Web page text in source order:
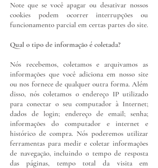
Note que se você apagar ou desativar nossos
cookies podem ocorrer interrupções ou
funcionamento parcial em certas partes do site.
Qual o tipo de informação é coletada?
​Nós recebemos, coletamos e arquivamos as
informações que você adiciona em nosso site
ou nos fornece de qualquer outra forma. Além
disso, nós coletamos o endereço IP utilizado
para conectar o seu computador à Internet;
dados de login; endereço de email; senha;
informações do computador e internet e
histórico de compra. Nós poderemos utilizar
ferramentas para medir e coletar informações
de navegação, incluindo o tempo de resposta
das páginas, tempo total da visita em